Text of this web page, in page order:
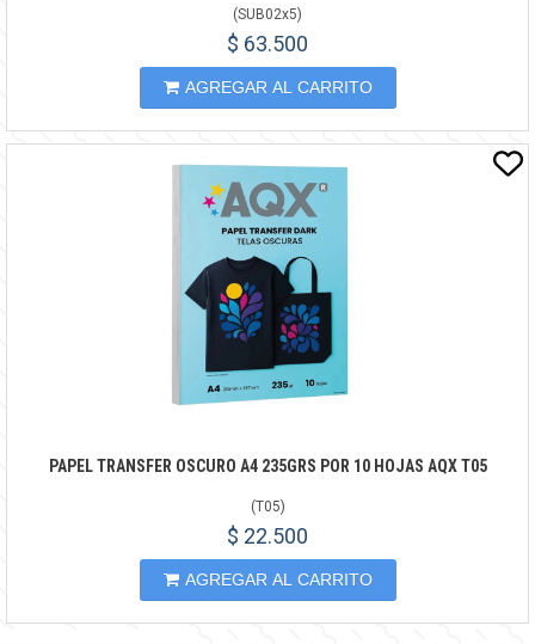
(SUB02x5)
$ 63.500
AGREGAR AL CARRITO
PAPEL TRANSFER OSCURO A4 235GRS POR 10 HOJAS AQX T05
(T05)
$ 22.500
AGREGAR AL CARRITO